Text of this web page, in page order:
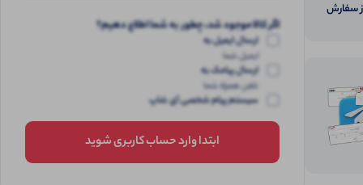
سفارش
اگر کالا موجود شد، چطور به شما اطلاع دهیم؟
ارسال ایمیل به
ایمیل شما
ارسال پیامک به
تلفن همراه شما
سیستم پیام شخصی آی شاپ
ابتدا وارد حساب کاربری شوید